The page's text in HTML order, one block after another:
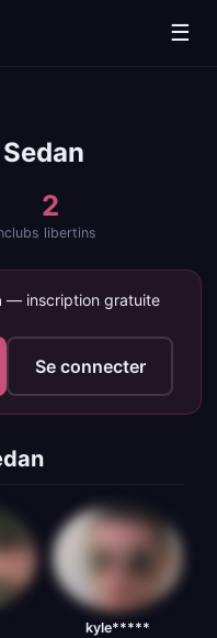
☰
2
clubs libertins
— inscription gratuite
Se connecter
kyle*****